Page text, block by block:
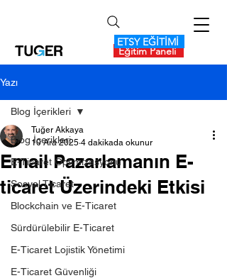
Eğitim Paneli
ETSY EĞİTİMİ
Yazı
Blog İçerikleri
E-Ticaret Optimizasyonu
Sosyal Ticaret
Blockchain ve E-Ticaret
Sürdürülebilir E-Ticaret
E-Ticaret Lojistik Yönetimi
E-Ticaret Güvenliği
Blog İçerikleri
Email Pazarlamanın E-
ticaret Üzerindeki Etkisi
Tuğer Akkaya
10 Ara 2025 4 dakikada okunur